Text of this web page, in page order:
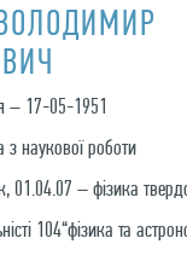
– 17-05-1951
з наукової роботи
01.04.07 – фізика
104“фізика та